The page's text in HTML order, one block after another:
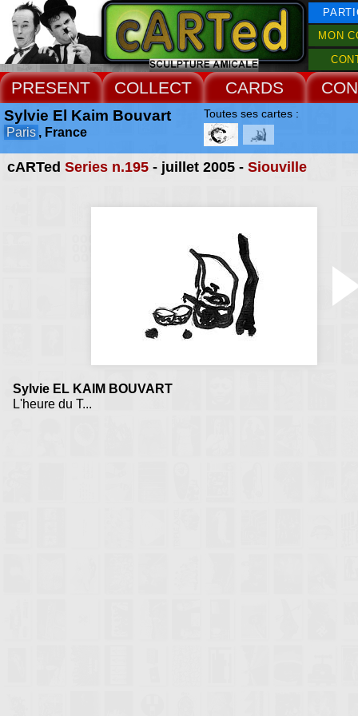
MON
PRESENT COLLECT CARDS
cARTed Series n.195- juillet 2005 - Siouville
Sylvie EL KAIM BOUVART
L'heure du T...
Sylvie El Kaim Bouvart
Paris , France
Toutes ses cartes :